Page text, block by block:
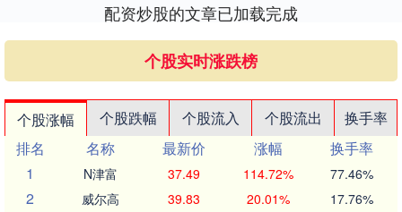
配资炒股的文章已加载完成
个股实时涨跌榜
个股涨幅 个股跌幅 个股流入 个股流出
换手率
排名
名称 最新价 涨幅
换手率
1
N津富 37.49 114.72% 77.46%
2 威尔高 39.83 20.01% 17.76%